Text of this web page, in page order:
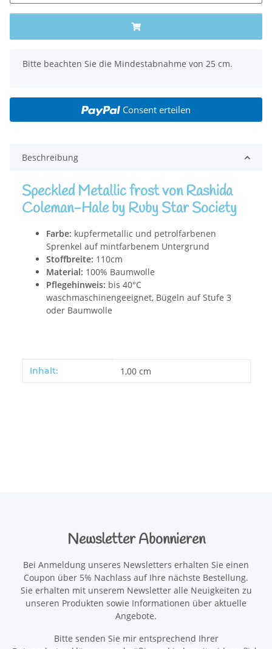
x
Bitte beachten Sie die Mindestabnahme von 25 cm.
Consent erteilen
Beschreibung
Speckled Metallic frost von Rashida
Coleman-Hale by Ruby Star Society
Farbe: kupfermetallic und petrolfarbenen
Sprenkel auf mintfarbenem Untergrund
Stoffbreite: 110cm
Material: 100% Baumwolle
Pflegehinweis: bis 40°C
waschmaschinengeeignet, Bügeln auf Stufe 3
oder Baumwolle
Produkteigenschaft
Wert
Inhalt: 1,00 cm
Newsletter Abonnieren
Bei Anmeldung unseres Newsletters erhalten Sie einen
Coupon über 5% Nachlass auf Ihre nächste Bestellung.
Sie erhalten mit unserem Newsletter alle Neuigkeiten zu
unseren Produkten sowie Informationen über aktuelle
Angebote.
Bitte senden Sie mir entsprechend Ihrer